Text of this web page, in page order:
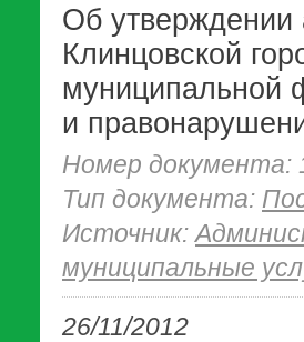
Об утверждении
Клинцовской
муниципальной
и
Номер документа:
Тип документа:
Источник:
муниципальные
26/11/2012